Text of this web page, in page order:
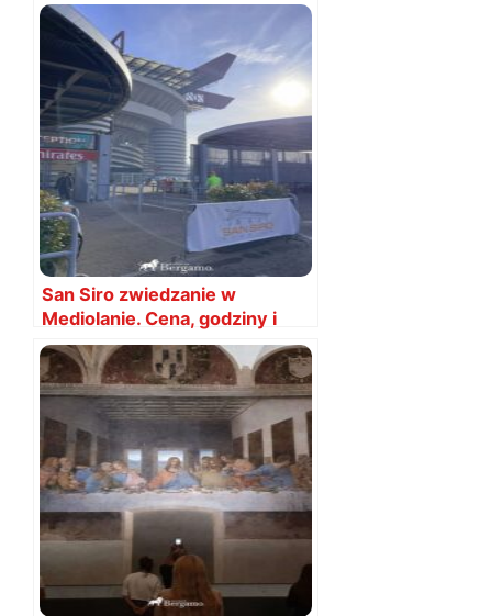
San Siro zwiedzanie w
Mediolanie. Cena, godziny i
bilety